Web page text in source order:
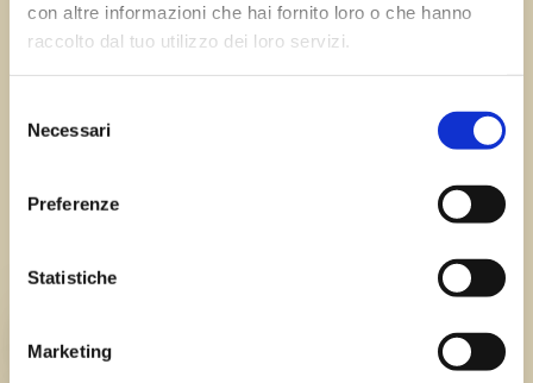
con altre informazioni che hai fornito loro o che hanno
raccolto dal tuo utilizzo dei loro servizi.
delNecessari
Preferenze
Statistiche
Marketing
Errore:Modulo di contatto non trovato.
Chi siamo
TEAM